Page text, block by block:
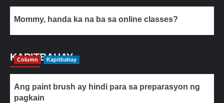
Mommy, handa ka na ba sa online classes?
KAPITBAHAY
Column Kapitbahay
Ang paint brush ay hindi para sa preparasyon ng
pagkain